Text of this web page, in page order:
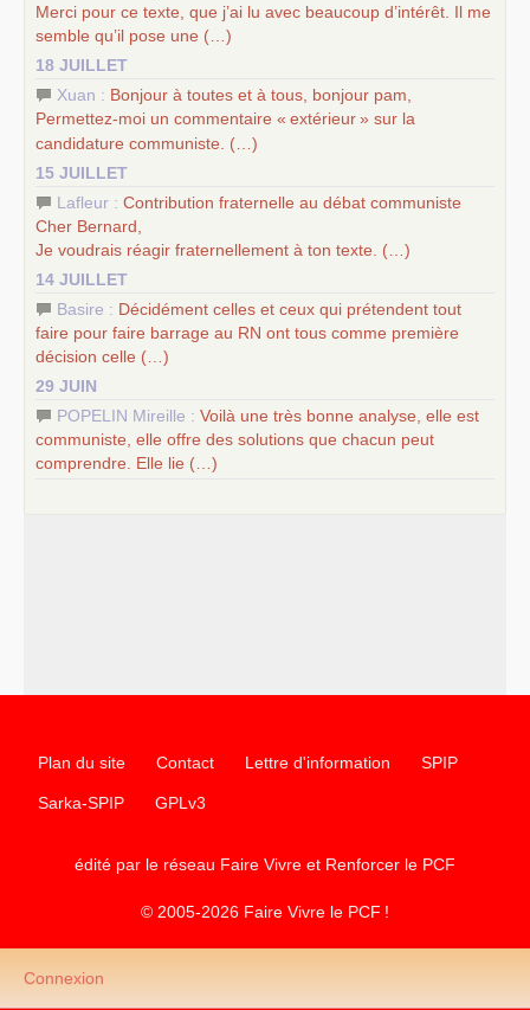
Merci pour ce texte, que j’ai lu avec beaucoup d’intérêt. Il me
semble qu’il pose une (…)
18 JUILLET
Xuan : Bonjour à toutes et à tous, bonjour pam,
Permettez-moi un commentaire « extérieur» sur la
candidature communiste. (…)
15 JUILLET
Lafleur : Contribution fraternelle au débat communiste
Cher Bernard,
Je voudrais réagir fraternellement à ton texte. (…)
14 JUILLET
Basire : Décidément celles et ceux qui prétendent tout
faire pour faire barrage au RN ont tous comme première
décision celle (…)
29 JUIN
POPELIN Mireille : Voilà une très bonne analyse, elle est
communiste, elle offre des solutions que chacun peut
comprendre. Elle lie (…)
Plan du site Contact Lettre d'information SPIP
Sarka-SPIP GPLv3
édité par le réseau Faire Vivre et Renforcer le PCF
© 2005-2026 Faire Vivre le PCF !
Connexion